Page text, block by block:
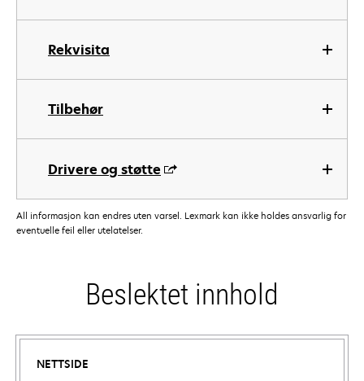
Rekvisita
Tilbehør
Drivere og støtte
All informasjon kan endres uten varsel. Lexmark kan ikke holdes ansvarlig for
eventuelle feil eller utelatelser.
Beslektet innhold
NETTSIDE